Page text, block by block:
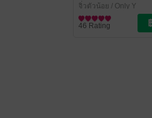
จิ่วตัวน้อย / Only Y
นิยายรักจีนโบราณ
46 Rating